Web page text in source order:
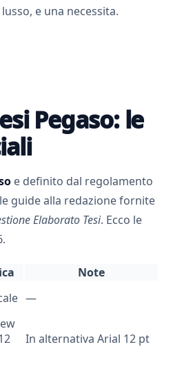
e una necessita.
Pegaso: le
e definito dal regolamento
guide alla redazione fornite
Elaborato Tesi. Ecco le
Note
—
In alternativa Arial 12 pt